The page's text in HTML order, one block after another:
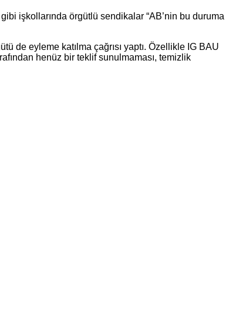
işkollarında örgütlü sendikalar “AB’nin bu duruma
de eyleme katılma çağrısı yaptı. Özellikle IG BAU
henüz bir teklif sunulmaması, temizlik